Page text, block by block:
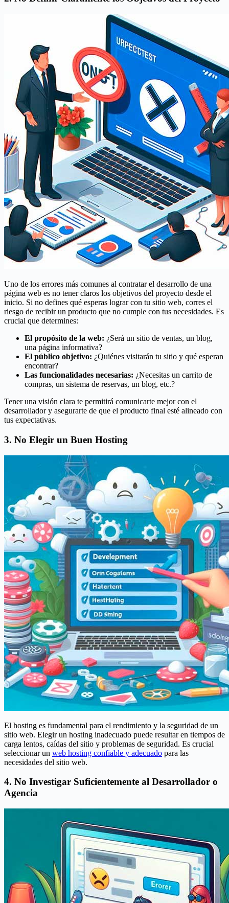
Uno de los errores más comunes al contratar el desarrollo de una
página web es no tener claros los objetivos del proyecto desde el
inicio. Si no defines qué esperas lograr con tu sitio web, corres el
riesgo de recibir un producto que no cumple con tus necesidades. Es
crucial que determines:
El propósito de la web: ¿Será un sitio de ventas, un blog,
una página informativa?
El público objetivo: ¿Quiénes visitarán tu sitio y qué esperan
encontrar?
Las funcionalidades necesarias: ¿Necesitas un carrito de
compras, un sistema de reservas, un blog, etc.?
Tener una visión clara te permitirá comunicarte mejor con el
desarrollador y asegurarte de que el producto final esté alineado con
tus expectativas.
3. No Elegir un Buen Hosting
El hosting es fundamental para el rendimiento y la seguridad de un
sitio web. Elegir un hosting inadecuado puede resultar en tiempos de
carga lentos, caídas del sitio y problemas de seguridad. Es crucial
seleccionar un web hosting confiable y adecuado para las
necesidades del sitio web.
4. No Investigar Suficientemente al Desarrollador o
Agencia